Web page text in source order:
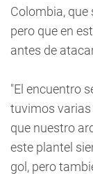
Colombia, que
pero que en
antes de
"El encuentro
tuvimos varias
que nuestro
este plantel
gol, pero